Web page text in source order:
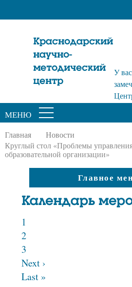
Краснодарский
научно-
методический
центр
У
МЕНЮ
Главная
Новости
Круглый стол «Проблемы
образовательной организации»
Главное
Календарь
1
2
3
Next ›
Last »